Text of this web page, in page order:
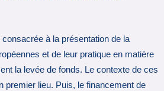
à la présentation de la
et de leur pratique en matière
la levée de fonds. Le contexte de ces
premier lieu. Puis, le financement de